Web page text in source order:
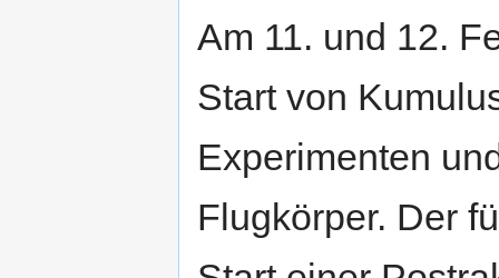
Am 11. und 12.
Start von
Experimenten
Flugkörper. Der